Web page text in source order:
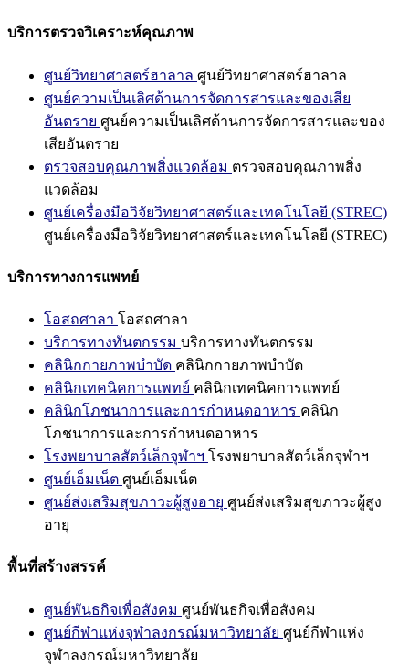
บริการตรวจวิเคราะห์คุณภาพ
ศูนย์วิทยาศาสตร์ฮาลาล ศูนย์วิทยาศาสตร์ฮาลาล
ศูนย์ความเป็นเลิศด้านการจัดการสารและของเสีย
อันตราย ศูนย์ความเป็นเลิศด้านการจัดการสารและของ
เสียอันตราย
ตรวจสอบคุณภาพสิ่งแวดล้อม ตรวจสอบคุณภาพสิ่ง
แวดล้อม
ศูนย์เครื่องมือวิจัยวิทยาศาสตร์และเทคโนโลยี (STREC)
ศูนย์เครื่องมือวิจัยวิทยาศาสตร์และเทคโนโลยี (STREC)
บริการทางการแพทย์
โอสถศาลา โอสถศาลา
บริการทางทันตกรรม บริการทางทันตกรรม
คลินิกกายภาพบำบัด คลินิกกายภาพบำบัด
คลินิกเทคนิคการแพทย์ คลินิกเทคนิคการแพทย์
คลินิกโภชนาการและการกำหนดอาหาร คลินิก
โภชนาการและการกำหนดอาหาร
โรงพยาบาลสัตว์เล็กจุฬาฯ โรงพยาบาลสัตว์เล็กจุฬาฯ
ศูนย์เอ็มเน็ต ศูนย์เอ็มเน็ต
ศูนย์ส่งเสริมสุขภาวะผู้สูงอายุ ศูนย์ส่งเสริมสุขภาวะผู้สูง
อายุ
พื้นที่สร้างสรรค์
ศูนย์พันธกิจเพื่อสังคม ศูนย์พันธกิจเพื่อสังคม
ศูนย์กีฬาแห่งจุฬาลงกรณ์มหาวิทยาลัย ศูนย์กีฬาแห่ง
จุฬาลงกรณ์มหาวิทยาลัย